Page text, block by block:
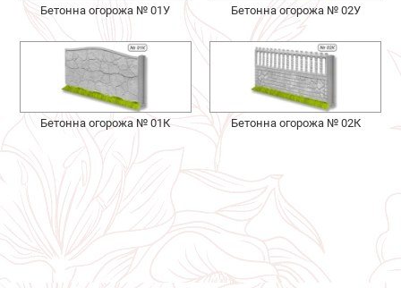
Бетонна огорожа № 01У Бетонна огорожа № 02У
Бетонна огорожа № 01К Бетонна огорожа № 02К